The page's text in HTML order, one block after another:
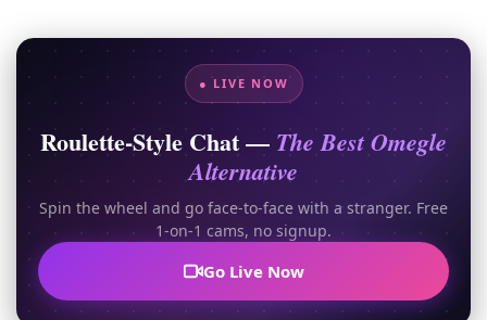
● LIVE NOW
Roulette-Style Chat — The Best Omegle
Alternative
Spin the wheel and go face-to-face with a stranger. Free
1-on-1 cams, no signup.
Go Live Now